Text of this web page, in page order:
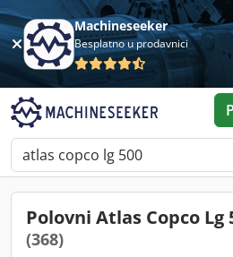
Machineseeker
Besplatno u prodavnici
Polovni Atlas Copco Lg
(368)